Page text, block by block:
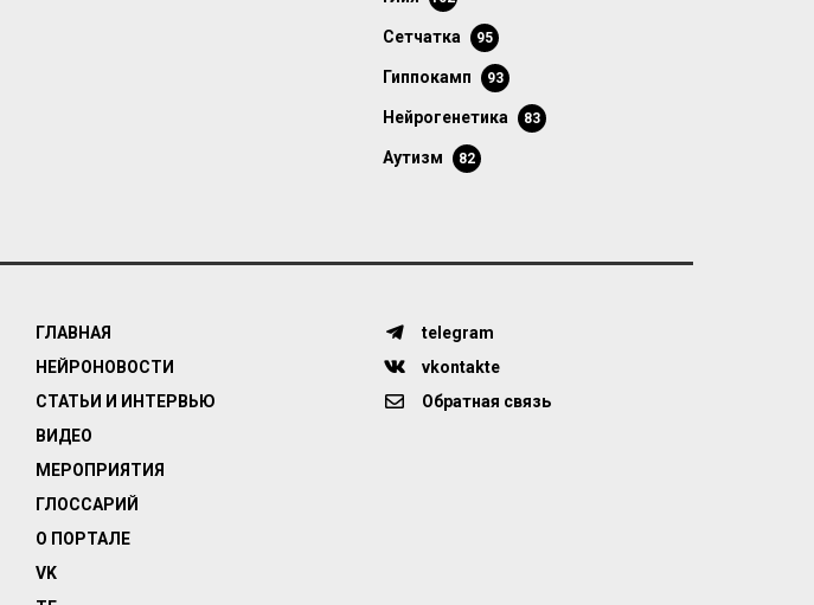
сетчатка 95
гиппокамп 93
нейрогенетика 83
аутизм 82
ГЛАВНАЯ
НЕЙРОНОВОСТИ
СТАТЬИ И ИНТЕРВЬЮ
ВИДЕО
МЕРОПРИЯТИЯ
ГЛОССАРИЙ
О ПОРТАЛЕ
VK
telegram
vkontakte
Обратная связь